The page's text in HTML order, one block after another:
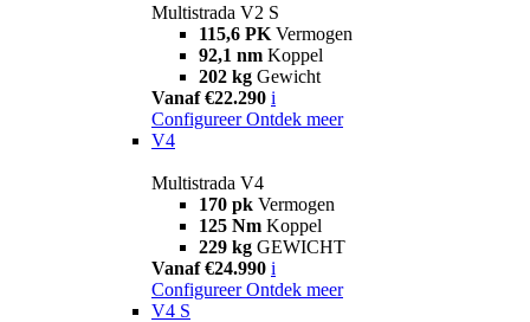
Multistrada V2 S
115,6 PK Vermogen
92,1 nm Koppel
202 kg Gewicht
Vanaf €22.290 i
Configureer Ontdek meer
V4
Multistrada V4
170 pk Vermogen
125 Nm Koppel
229 kg GEWICHT
Vanaf €24.990 i
Configureer Ontdek meer
V4 S